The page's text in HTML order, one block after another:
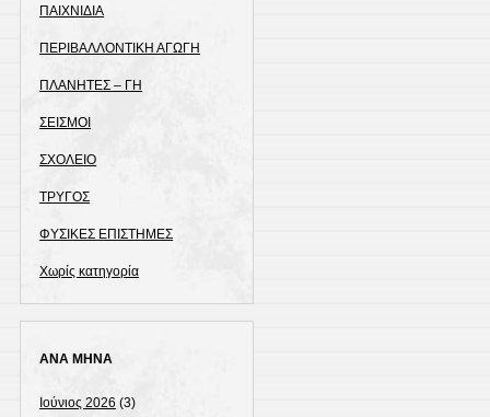
ΠΑΙΧΝΙΔΙΑ
ΠΕΡΙΒΑΛΛΟΝΤΙΚΗ ΑΓΩΓΗ
ΠΛΑΝΗΤΕΣ – ΓΗ
ΣΕΙΣΜΟΙ
ΣΧΟΛΕΙΟ
ΤΡΥΓΟΣ
ΦΥΣΙΚΕΣ ΕΠΙΣΤΗΜΕΣ
Χωρίς κατηγορία
ΑΝΑ ΜΗΝΑ
Ιούνιος 2026 (3)